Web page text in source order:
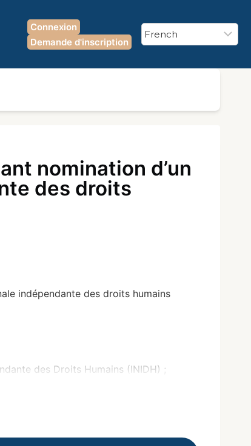
Connexion
Demande d'inscription
nomination d’un
des droits
indépendante des droits humains
des Droits Humains (INIDH) ;